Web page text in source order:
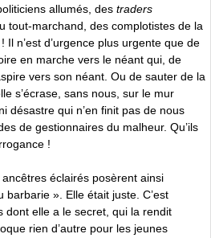
allumés, des traders
tout-marchand, des complotistes de la
Il n’est d’urgence plus urgente que de
en marche vers le néant qui, de
vers son néant. Ou de sauter de la
s’écrase, sans nous, sur le mur
désastre qui n’en finit pas de nous
de gestionnaires du malheur. Qu’ils
!
éclairés posèrent ainsi
barbarie ». Elle était juste. C’est
dont elle a le secret, qui la rendit
rien d’autre pour les jeunes